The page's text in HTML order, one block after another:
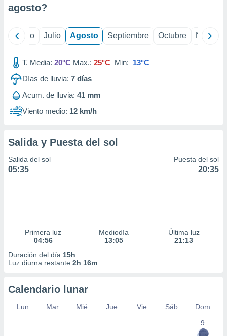
agosto?
Junio Julio Agosto Septiembre Octubre
T. Media: 20°C Max.: 25°C Min: 13°C
Días de lluvia: 7 días
Acum. de lluvia: 41 mm
Viento medio: 12 km/h
Salida y Puesta del sol
Salida del sol
05:35
Puesta del sol
20:35
Primera luz
04:56
Mediodía
13:05
Última luz
21:13
Duración del día 15h
Luz diurna restante 2h 16m
Calendario lunar
Lun Mar Mié Jue Vie Sáb
Dom
9